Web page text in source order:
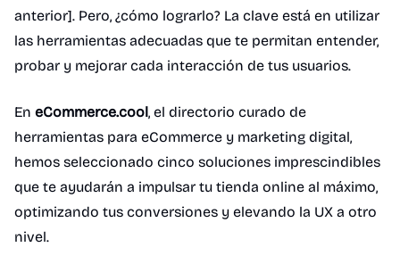
anterior]. Pero, ¿cómo lograrlo? La clave está en utilizar
las herramientas adecuadas que te permitan entender,
probar y mejorar cada interacción de tus usuarios.
En eCommerce.cool, el directorio curado de
herramientas para eCommerce y marketing digital,
hemos seleccionado cinco soluciones imprescindibles
que te ayudarán a impulsar tu tienda online al máximo,
optimizando tus conversiones y elevando la UX a otro
nivel.